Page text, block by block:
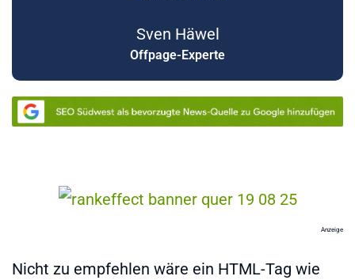
Sven Häwel
Offpage-Experte
Anzeige
Nicht zu empfehlen wäre ein HTML-Tag wie